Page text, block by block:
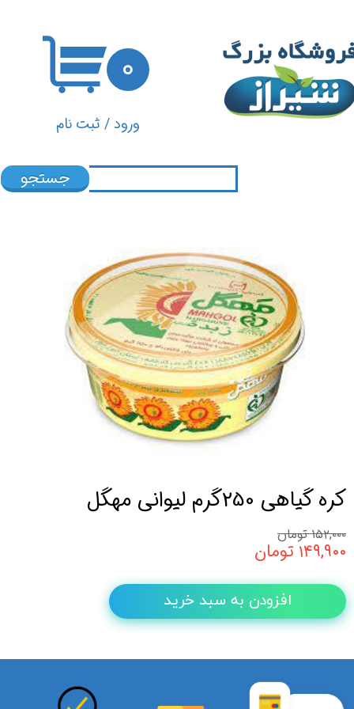
ورود/ ثبت نام
تغییر گذر واژه
سفارشات
۰
جستجو
کره گیاهی 250گرم لیوانی مهگل
۱۵۲,۰۰۰ تومان
۱۴۹,۹۰۰ تومان
افزودن به سبد خرید